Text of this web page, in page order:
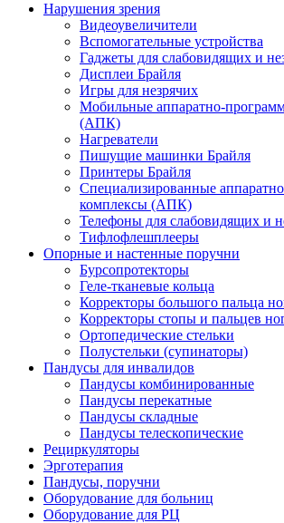
Нарушения зрения
Видеоувеличители
Вспомогательные устройства
Гаджеты для слабовидящих и
Дисплеи Брайля
Игры для незрячих
Мобильные аппаратно-
(АПК)
Нагреватели
Пишущие машинки Брайля
Принтеры Брайля
Специализированные
комплексы (АПК)
Телефоны для слабовидящих и
Тифлофлешплееры
Опорные и настенные поручни
Бурсопротекторы
Геле-тканевые кольца
Корректоры большого пальца
Корректоры стопы и пальцев
Ортопедические стельки
Полустельки (супинаторы)
Пандусы для инвалидов
Пандусы комбинированные
Пандусы перекатные
Пандусы складные
Пандусы телескопические
Рециркуляторы
Эрготерапия
Пандусы, поручни
Оборудование для больниц
Оборудование для РЦ